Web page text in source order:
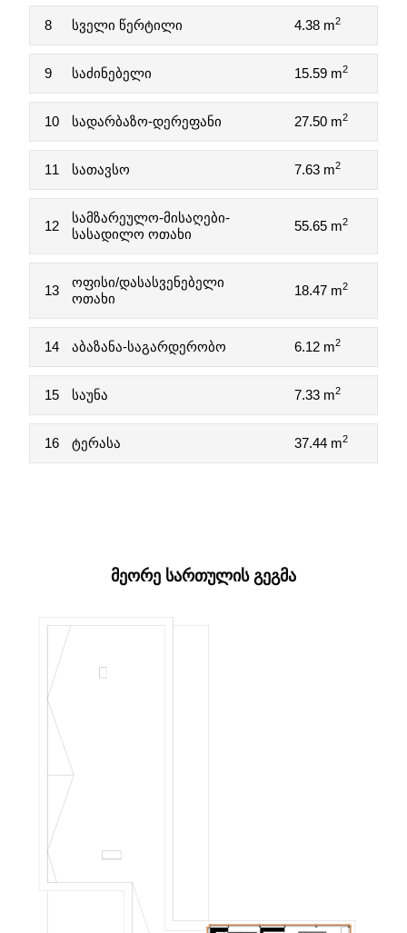
8 სველი წერტილი 4.38 m2
9 საძინებელი 15.59 m2
10 სადარბაზო-დერეფანი 27.50 m2
11 სათავსო 7.63 m2
12
სამზარეულო-მისაღები-
სასადილო ოთახი
55.65 m2
13
ოფისი/დასასვენებელი
ოთახი
18.47 m2
14 აბაზანა-საგარდერობო 6.12 m2
15 საუნა 7.33 m2
16 ტერასა 37.44 m2
ᲛᲔᲝᲠᲔ ᲡᲐᲠᲗᲣᲚᲘᲡ ᲒᲔᲒᲛᲐ